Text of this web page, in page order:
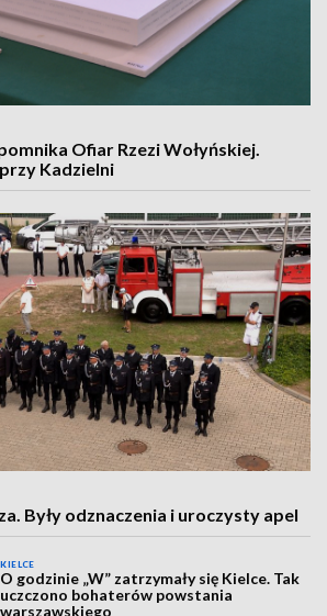
Ofiar Rzezi Wołyńskiej.
Kadzielni
Były odznaczenia i uroczysty apel
KIELCE
O godzinie „W” zatrzymały się Kielce. Tak
uczczono bohaterów powstania
warszawskiego